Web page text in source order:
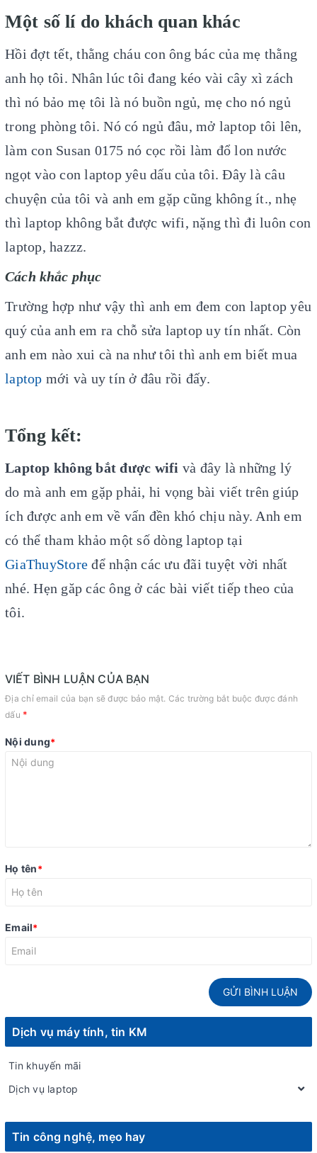
Một số lí do khách quan khác
Hồi đợt tết, thằng cháu con ông bác của mẹ thằng
anh họ tôi. Nhân lúc tôi đang kéo vài cây xì zách
thì nó bảo mẹ tôi là nó buồn ngủ, mẹ cho nó ngủ
trong phòng tôi. Nó có ngủ đâu, mở laptop tôi lên,
làm con Susan 0175 nó cọc rồi làm đổ lon nước
ngọt vào con laptop yêu dấu của tôi. Đây là câu
chuyện của tôi và anh em gặp cũng không ít., nhẹ
thì laptop không bắt được wifi, nặng thì đi luôn con
laptop, hazzz.
Cách khắc phục
Trường hợp như vậy thì anh em đem con laptop yêu
quý của anh em ra chỗ sửa laptop uy tín nhất. Còn
anh em nào xui cà na như tôi thì anh em biết mua
laptop mới và uy tín ở đâu rồi đấy.
Tổng kết:
Laptop không bắt được wifi và đây là những lý
do mà anh em gặp phải, hi vọng bài viết trên giúp
ích được anh em về vấn đền khó chịu này. Anh em
có thể tham khảo một số dòng laptop tại
GiaThuyStore để nhận các ưu đãi tuyệt vời nhất
nhé. Hẹn găp các ông ở các bài viết tiếp theo của
tôi.
VIẾT BÌNH LUẬN CỦA BẠN
Địa chỉ email của bạn sẽ được bảo mật. Các trường bắt buộc được đánh
dấu *
Nội dung*
Họ tên*
Email*
GỬI BÌNH LUẬN
Dịch vụ máy tính, tin KM
Tin khuyến mãi
Dịch vụ laptop
Tin công nghệ, mẹo hay